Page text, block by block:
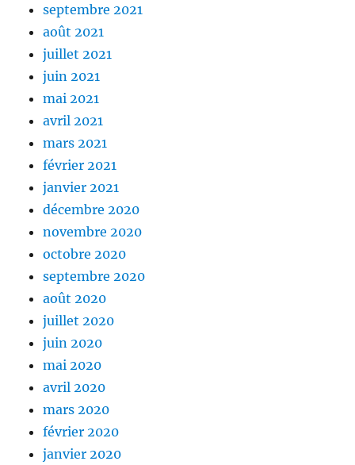
septembre 2021
août 2021
juillet 2021
juin 2021
mai 2021
avril 2021
mars 2021
février 2021
janvier 2021
décembre 2020
novembre 2020
octobre 2020
septembre 2020
août 2020
juillet 2020
juin 2020
mai 2020
avril 2020
mars 2020
février 2020
janvier 2020